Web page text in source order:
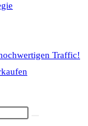
Traffic!